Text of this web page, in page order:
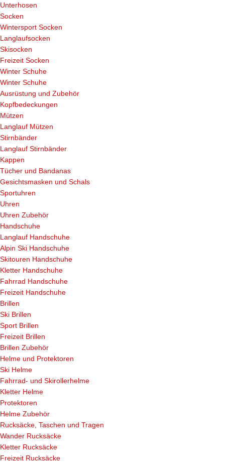
Unterhosen
Socken
Wintersport Socken
Langlaufsocken
Skisocken
Freizeit Socken
Winter Schuhe
Winter Schuhe
Ausrüstung und Zubehör
Kopfbedeckungen
Mützen
Langlauf Mützen
Stirnbänder
Langlauf Stirnbänder
Kappen
Tücher und Bandanas
Gesichtsmasken und Schals
Sportuhren
Uhren
Uhren Zubehör
Handschuhe
Langlauf Handschuhe
Alpin Ski Handschuhe
Skitouren Handschuhe
Kletter Handschuhe
Fahrrad Handschuhe
Freizeit Handschuhe
Brillen
Ski Brillen
Sport Brillen
Freizeit Brillen
Brillen Zubehör
Helme und Protektoren
Ski Helme
Fahrrad- und Skirollerhelme
Kletter Helme
Protektoren
Helme Zubehör
Rucksäcke, Taschen und Tragen
Wander Rucksäcke
Kletter Rucksäcke
Freizeit Rucksäcke